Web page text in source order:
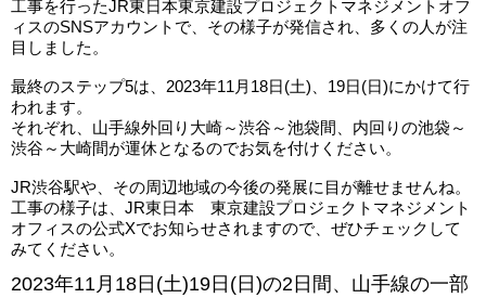
工事を行ったJR東日本東京建設プロジェクトマネジメントオフ
ィスのSNSアカウントで、その様子が発信され、多くの人が注
目しました。
最終のステップ5は、2023年11月18日(土)、19日(日)にかけて行
われます。
それぞれ、山手線外回り大崎～渋谷～池袋間、内回りの池袋～
渋谷～大崎間が運休となるのでお気を付けください。
JR渋谷駅や、その周辺地域の今後の発展に目が離せませんね。
工事の様子は、JR東日本 東京建設プロジェクトマネジメント
オフィスの公式Xでお知らせされますので、ぜひチェックして
みてください。
2023年11月18日(土)19日(日)の2日間、山手線の一部